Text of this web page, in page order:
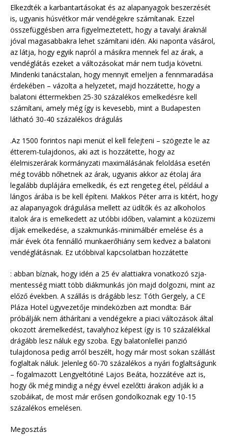
Elkezdték a karbantartásokat és az alapanyagok beszerzését
is, ugyanis húsvétkor már vendégekre számítanak. Ezzel
összefüggésben arra figyelmeztetett, hogy a tavalyi áraknál
jóval magasabbakra lehet számítani idén. Aki naponta vásárol,
az látja, hogy egyik napról a másikra mennek fel az árak, a
vendéglátás ezeket a változásokat már nem tudja követni.
Mindenki tanácstalan, hogy mennyit emeljen a fennmaradása
érdekében – vázolta a helyzetet, majd hozzátette, hogy a
balatoni éttermekben 25-30 százalékos emelkedésre kell
számítani, amely még így is kevesebb, mint a Budapesten
látható 30-40 százalékos drágulás
.Az 1500 forintos napi menüt el kell felejteni – szögezte le az
étterem-tulajdonos, aki azt is hozzátette, hogy az
élelmiszerárak kormányzati maximálásának feloldása esetén
még tovább nőhetnek az árak, ugyanis akkor az étolaj ára
legalább duplájára emelkedik, és ezt rengeteg étel, például a
lángos árába is be kell építeni. Makkos Péter arra is kitért, hogy
az alapanyagok drágulása mellett az üdítők és az alkoholos
italok ára is emelkedett az utóbbi időben, valamint a közüzemi
díjak emelkedése, a szakmunkás-minimálbér emelése és a
már évek óta fennálló munkaerőhiány sem kedvez a balatoni
vendéglátásnak. Ez utóbbival kapcsolatban hozzátette
: abban bíznak, hogy idén a 25 év alattiakra vonatkozó szja-
mentesség miatt több diákmunkás jön majd dolgozni, mint az
előző években. A szállás is drágább lesz: Tóth Gergely, a CE
Pláza Hotel ügyvezetője mindeközben azt mondta: Bár
próbálják nem áthárítani a vendégekre a piaci változások által
okozott áremelkedést, tavalyhoz képest így is 10 százalékkal
drágább lesz náluk egy szoba. Egy balatonlellei panzió
tulajdonosa pedig arról beszélt, hogy már most sokan szállást
foglaltak náluk. Jelenleg 60-70 százalékos a nyári foglaltságunk
– fogalmazott Lengyeltótiné Lajos Beáta, hozzátéve azt is,
hogy ők még mindig a négy évvel ezelőtti árakon adják ki a
szobáikat, de most már erősen gondolkoznak egy 10-15
százalékos emelésen.
Megosztás